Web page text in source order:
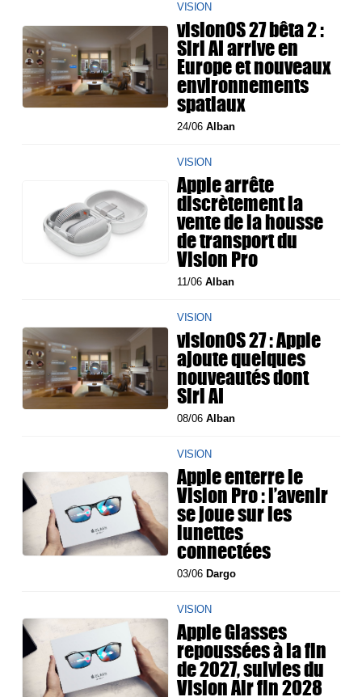
VISION
visionOS 27 bêta 2 :
Siri AI arrive en
Europe et nouveaux
environnements
spatiaux
24/06Alban
VISION
Apple arrête
discrètement la
vente de la housse
de transport du
Vision Pro
11/06Alban
VISION
visionOS 27 : Apple
ajoute quelques
nouveautés dont
Siri AI
08/06Alban
VISION
Apple enterre le
Vision Pro : l’avenir
se joue sur les
lunettes
connectées
03/06 Dargo
VISION
Apple Glasses
repoussées à la fin
de 2027, suivies du
Vision Air fin 2028